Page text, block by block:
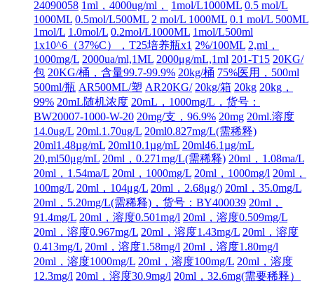
24090058 1ml，4000ug/ml， 1mol/L1000ML 0.5 mol/L
1000ML 0.5mol/L500ML 2 mol/L 1000ML 0.1 mol/L 500ML
1mol/L 1.0mol/L 0.2mol/L1000ML 1mol/L500ml
1x10^6（37%C），T25培养瓶x1 2%/100ML 2,ml，
1000mg/L 2000ua/ml,1ML 2000μg/mL,1ml 201-T15 20KG/
包 20KG/桶，含量99.7-99.9% 20kg/桶 75%医用，500ml
500ml/瓶 AR500ML/塑 AR20KG/ 20kg/箱 20kg 20kg，
99% 20mL随机浓度 20mL，1000mg/L，货号：
BW20007-1000-W-20 20mg/支，96.9% 20mg 20ml.溶度
14.0ug/L 20ml.1.70ug/L 20ml0.827mg/L(需稀释)
20ml1.48µg/mL 20ml10.1µg/mL 20ml46.1µg/mL
20,ml50μg/mL 20ml，0.271mg/L(需稀释) 20ml，1.08ma/L
20ml，1.54ma/L 20ml，1000mg/L 20ml，1000mg/l 20ml，
100mg/L 20ml，104μg/L 20ml，2.68μg/) 20ml，35.0mg/L
20ml，5.20mg/L(需稀释)，货号：BY400039 20ml，
91.4mg/L 20ml，溶度0.501mg/l 20ml，溶度0.509mg/L
20ml，溶度0.967mg/L 20ml，溶度1.43mg/L 20ml，溶度
0.413mg/L 20ml，溶度1.58mg/l 20ml，溶度1.80mg/l
20ml，溶度1000mg/L 20ml，溶度100mg/L 20ml，溶度
12.3mg/l 20ml，溶度30.9mg/l 20ml，32.6mg(需要稀释）